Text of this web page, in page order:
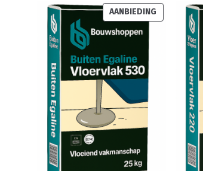
AANBIEDING PRODUCT
IN
UITVERKOOP